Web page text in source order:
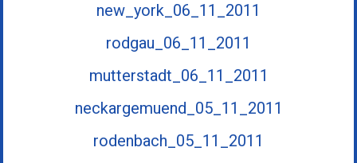
new_york_06_11_2011
rodgau_06_11_2011
mutterstadt_06_11_2011
neckargemuend_05_11_2011
rodenbach_05_11_2011